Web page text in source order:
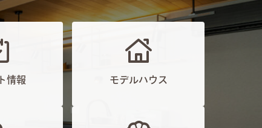
情報 モデルハウス